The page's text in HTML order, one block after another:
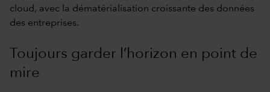
cloud, avec la dématérialisation croissante des données
des entreprises.
Toujours garder l’horizon en point de
mire